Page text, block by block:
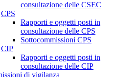
consultazione delle CSEC
CPS
Rapporti e oggetti posti in
consultazione delle CPS
Sottocommissioni CPS
CIP
Rapporti e oggetti posti in
consultazione delle CIP
di vigilanza